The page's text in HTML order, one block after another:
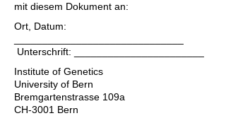
mit diesem Dokument an:
Ort, Datum:
Unterschrift: _______________________
Institute of Genetics
University of Bern
Bremgartenstrasse 109a
CH-3001 Bern